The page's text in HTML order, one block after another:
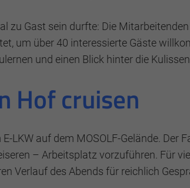
zu Gast sein durfte: Die
um über 40 interessierte Gäste
und einen Blick hinter die
Hof cruisen
LKW auf dem MOSOLF-Gelände. Der
– Arbeitsplatz vorzuführen. Für
Verlauf des Abends für reichlich